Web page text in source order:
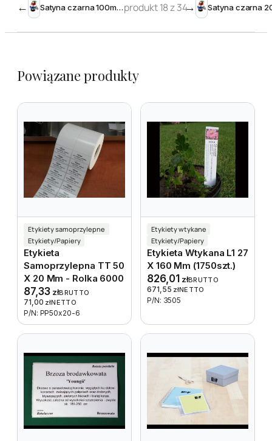
← Satyna czarna 100mm x 200m do zadruku TTprodukt 18 z 34→
Powiązane produkty
Etykiety samoprzylepne
Etykiety/Papiery
Etykieta
Samoprzylepna TT 50
X 20 Mm - Rolka 6000
87,33 złBRUTTO
71,00 złNETTO
P/N: PP50x20-6
Etykiety wtykane
Etykiety/Papiery
Etykieta Wtykana L1 27
X 160 Mm (1750szt.)
826,01 złBRUTTO
671,55 złNETTO
P/N: 3505